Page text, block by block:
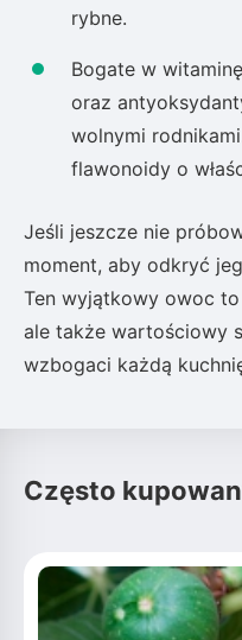
rybne.
Bogate w
oraz
wolnymi
flawonoidy o
Jeśli jeszcze nie
moment, aby odkryć
Ten wyjątkowy owoc
ale także wartościowy
wzbogaci każdą
Często